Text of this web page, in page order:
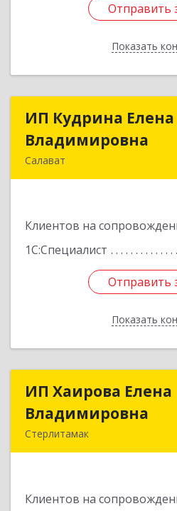
Отправить
Показать
Отправить
Назад
ИП Кудрина Елена
Владимировна
Салават
Клиентов на
1С:Специалист
Отправить
Показать
ИП
Отправить
Назад
ИП Хаирова Елена
Владимировна
Стерлитамак
Клиентов на
ИП